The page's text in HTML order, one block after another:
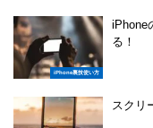
iPhone裏技使い方
iPhone
る！
スクリ